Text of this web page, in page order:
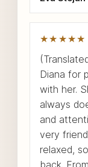
★★★★★
Diana for
with her.
always
and
very
relaxed,
back.